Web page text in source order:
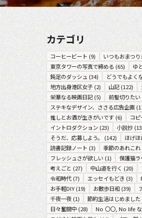
カテゴリ
コーヒービート (9) いつもおまつ
東京タワーの写真で締める (65) ゆ
鈍足のダッシュ (34) どうでもよく
地方出身港区女子(2) 山記(122)
栄華なる映画日記(5) 前髪切りたい
ステキなデザイン、ささる広告企画(
推しとお酒が生きがいです(6) コ
イントロダクション(23) 小説抄(13
そうだ、応募しよう。
(142) ほげ
読書記録ノート (3) 季節のあれこれ
フレッシュさが欲しい (1) 保護猫
考えごと (27) 中山道を行く (20)
令和時代(7) エッセイもどき (3)
お手軽DIY(19) お散歩日和(39)
千夜一夜(1) 節約生活はじめました
日々奮闘中(28) No 〇〇, No life な